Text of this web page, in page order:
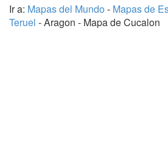
Ir a: Mapas del Mundo - Mapas de
Teruel - Aragon - Mapa de Cucalon